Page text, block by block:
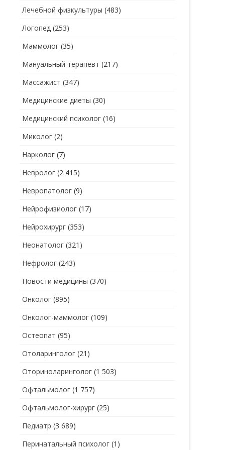
Лечебной физкультуры (483)
Логопед (253)
Маммолог (35)
Мануальный терапевт (217)
Массажист (347)
Медицинские диеты (30)
Медицинский психолог (16)
Миколог (2)
Нарколог (7)
Невролог (2 415)
Невропатолог (9)
Нейрофизиолог (17)
Нейрохирург (353)
Неонатолог (321)
Нефролог (243)
Новости медицины (370)
Онколог (895)
Онколог-маммолог (109)
Остеопат (95)
Отоларинголог (21)
Оториноларинголог (1 503)
Офтальмолог (1 757)
Офтальмолог-хирург (25)
Педиатр (3 689)
Перинатальный психолог (1)